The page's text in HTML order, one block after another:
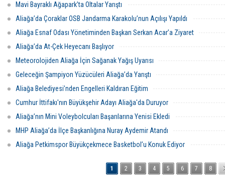
Mavi Bayraklı Ağapark’ta Oltalar Yarıştı
Aliağa’da Çoraklar OSB Jandarma Karakolu’nun Açılışı Yapıldı
Aliağa Esnaf Odası Yönetiminden Başkan Serkan Acar’a Ziyaret
Aliağa’da At-Çek Heyecanı Başlıyor
Meteorolojiden Aliağa İçin Sağanak Yağış Uyarısı
Geleceğin Şampiyon Yüzücüleri Aliağa’da Yarıştı
Aliağa Belediyesi’nden Engelleri Kaldıran Eğitim
Cumhur İttifakı'nın Büyükşehir Adayı Aliağa'da Duruyor
Aliağa’nın Mini Voleybolcuları Başarılarına Yenisi Ekledi
MHP Aliağa’da İlçe Başkanlığına Nuray Aydemir Atandı
Aliağa Petkimspor Büyükçekmece Basketbol’u Konuk Ediyor
1 2 3 4 5 6 7 8